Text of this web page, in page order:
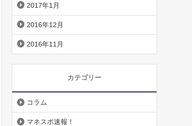
2017年1月
2016年12月
2016年11月
カテゴリー
コラム
マネスポ速報！